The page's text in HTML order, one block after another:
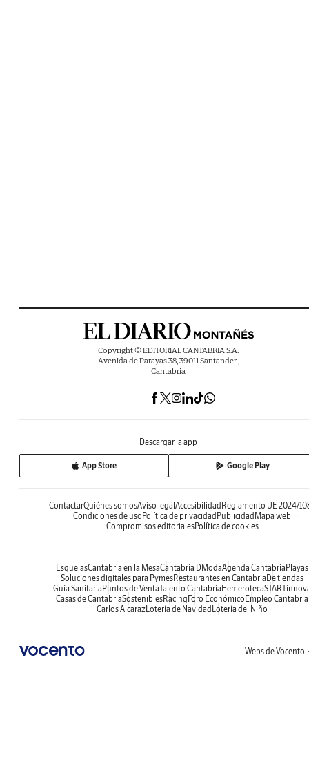
Copyright © EDITORIAL CANTABRIA S.A.
Avenida de Parayas 38, 39011 Santander ,
Cantabria
Descargar la app
App Store Google Play
ContactarQuiénes somosAviso legalAccesibilidadReglamento UE 2024/
Condiciones de usoPolítica de privacidadPublicidadMapa web
Compromisos editorialesPolítica de cookies
EsquelasCantabria en la MesaCantabria DModaAgenda CantabriaPlayas
Soluciones digitales para PymesRestaurantes en CantabriaDe tiendas
Guía SanitariaPuntos de VentaTalento CantabriaHemeroteca
Casas de CantabriaSosteniblesRacingForo EconómicoEmpleo Cantabria
Carlos AlcarazLotería de NavidadLotería del Niño
Webs de Vocento